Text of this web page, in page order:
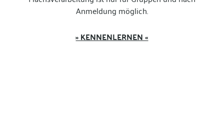
Anmeldung möglich.
» KENNENLERNEN «